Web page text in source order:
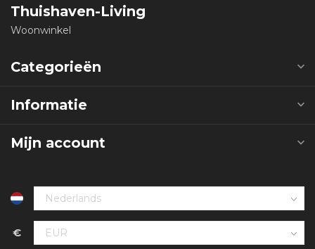
Thuishaven-Living
Woonwinkel
Categorieën
Informatie
Mijn account
€